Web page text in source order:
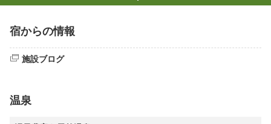
宿からの情報
施設ブログ
温泉